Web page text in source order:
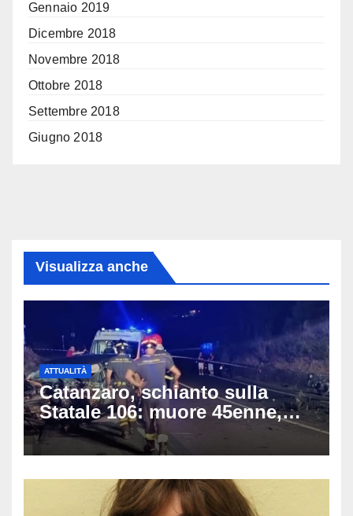
Gennaio 2019
Dicembre 2018
Novembre 2018
Ottobre 2018
Settembre 2018
Giugno 2018
Visualizza anche
ATTUALITÀ
Catanzaro, schianto sulla
Statale 106: muore 45enne,
coinvolti un’auto, un suv e
una moto